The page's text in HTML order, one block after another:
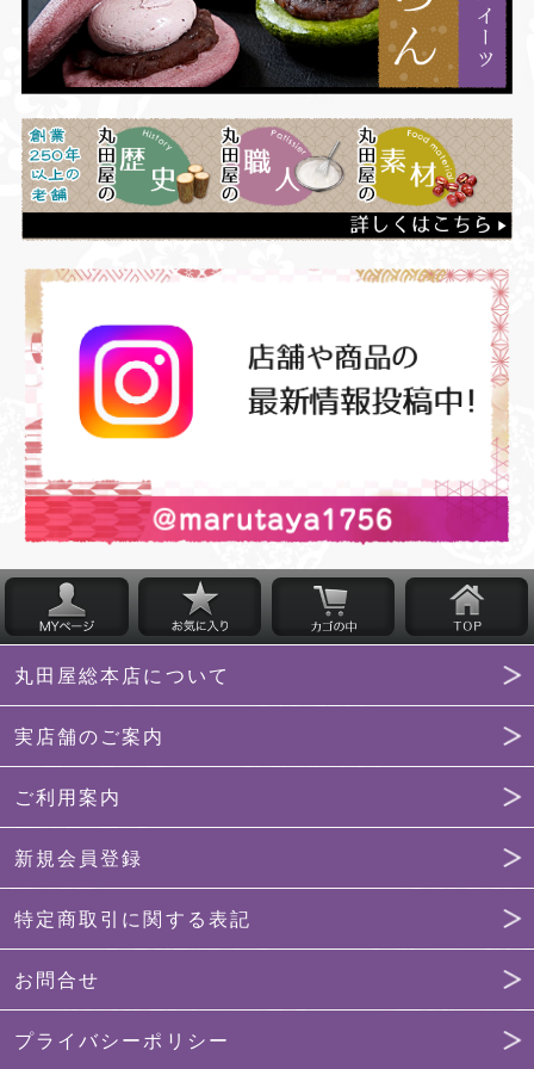
丸田屋総本店について
実店舗のご案内
ご利用案内
新規会員登録
特定商取引に関する表記
お問合せ
プライバシーポリシー